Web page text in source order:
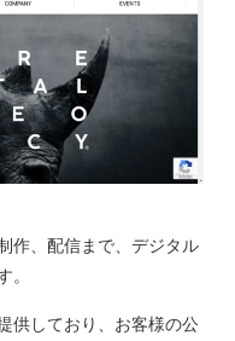
作、配信まで、デジタル
。
供しており、お客様の公